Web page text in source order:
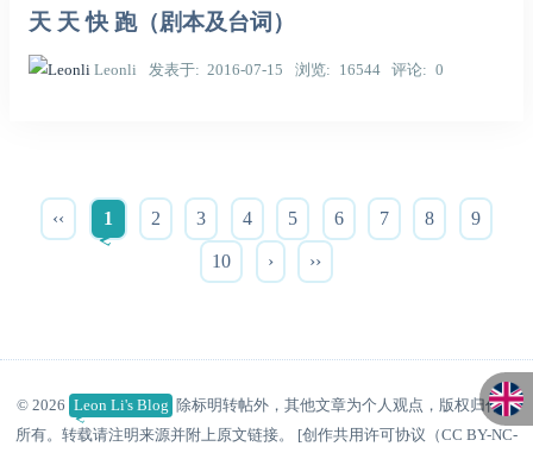
天 天 快 跑（剧本及台词）
Leonli 发表于 2016-07-15 浏览 16544 评论 0
‹‹ 1 2 3 4 5 6 7 8 9
10 › ››
© 2026 Leon Li's Blog
除标明转帖外，其他文章为个人观点，版权归作者
所有。转载请注明来源并附上原文链接。 [创作共用许可协议（CC BY-NC-